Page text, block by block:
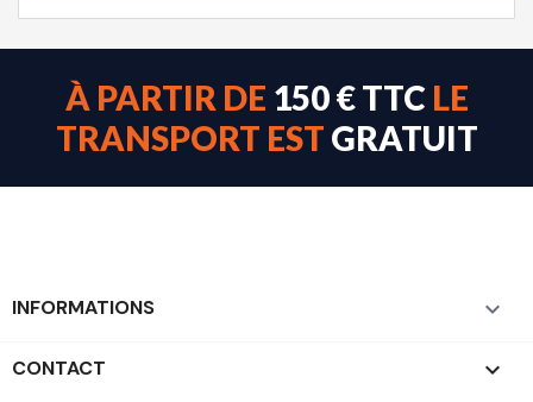
À PARTIR DE 150 € TTC LE
TRANSPORT EST GRATUIT
INFORMATIONS 
CONTACT keyboard_arrow_down